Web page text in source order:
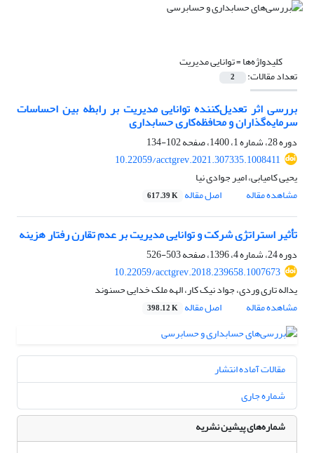
کلیدواژه‌ها =توانایی مدیریت
تعداد مقالات: 2
بررسی اثر تعدیل‌کننده توانایی مدیریت بر رابطه بین احساسات
سرمایه‌گذاران و محافظه‌کاری حسابداری
دوره 28، شماره 1، 1400، صفحه
102-134
10.22059/acctgrev.2021.307335.1008411
یحیی کامیابی، امیر جوادی نیا
مشاهده مقاله
اصل مقاله 617.39 K
تأثیر استراتژی شرکت و توانایی مدیریت بر عدم تقارن رفتار هزینه
دوره 24، شماره 4، 1396، صفحه
503-526
10.22059/acctgrev.2018.239658.1007673
یداله تاری وردی، جواد نیک کار، الهه ملک خدایی حسنوند
مشاهده مقاله
اصل مقاله 398.12 K
مقالات آماده انتشار
شماره جاری
شماره‌های پیشین نشریه